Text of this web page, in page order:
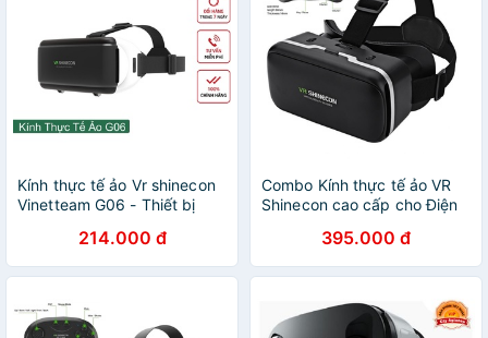
Kính thực tế ảo Vr shinecon
Vinetteam G06 - Thiết bị
Chơi Tất Cả Game Vr Và
Phim 360 -4440
214.000 đ
Combo Kính thực tế ảo VR
Shinecon cao cấp cho Điện
bluetooth 3.0395.000 đ